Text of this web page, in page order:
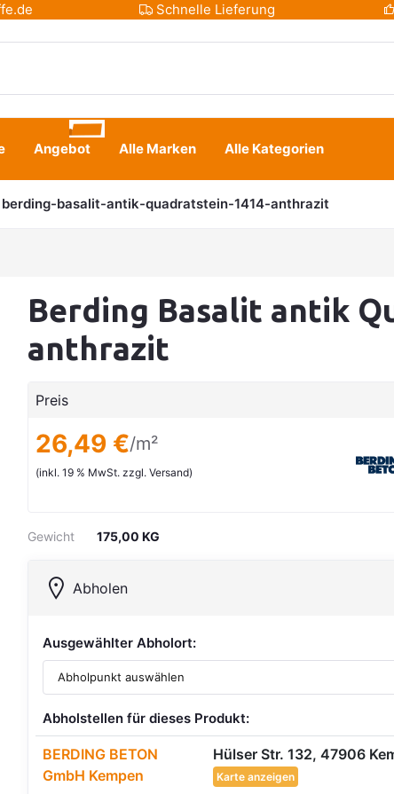
Schnelle Lieferung
Angebot Alle Marken Alle Kategorien
berding-basalit-antik-quadratstein-1414-anthrazit
Berding Basalit antik
anthrazit
Preis
26,49 €/m²
(inkl. 19 % MwSt. zzgl. Versand)
Gewicht 175,00 KG
Abholen
Ausgewählter Abholort:
Abholstellen für dieses Produkt:
BERDING BETON
GmbH Kempen
Hülser Str. 132, 47906
Karte anzeigen